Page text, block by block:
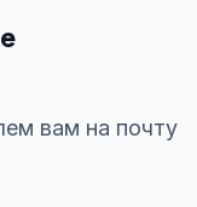
вам на почту